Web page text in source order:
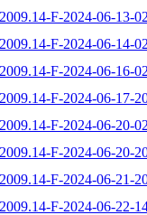
F-2024-06-13-
F-2024-06-14-
F-2024-06-16-
F-2024-06-17-
F-2024-06-20-
F-2024-06-20-
F-2024-06-21-
F-2024-06-22-